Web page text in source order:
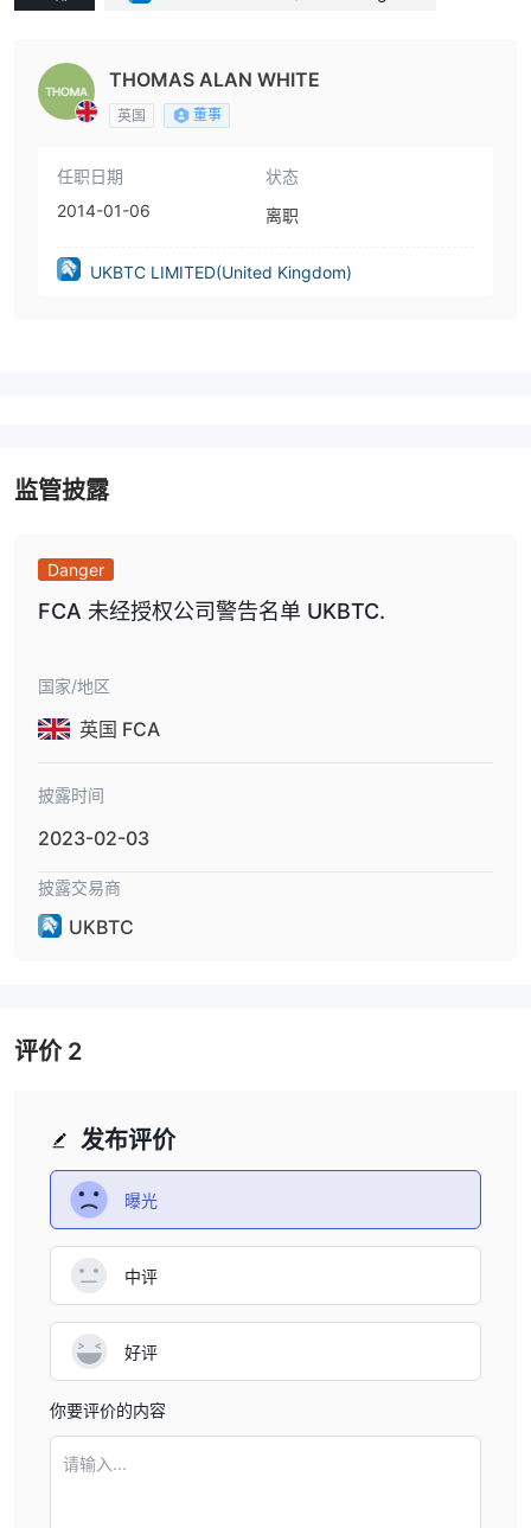
THOMAS ALAN WHITE
英国 董事
任职日期
2014-01-06
状态
离职
UKBTC LIMITED(United Kingdom)
监管披露
Danger
FCA 未经授权公司警告名单 UKBTC.
国家/地区
英国 FCA
披露时间
2023-02-03
披露交易商
UKBTC
发布评价
曝光
中评
好评
你要评价的内容
请输入...
评价2